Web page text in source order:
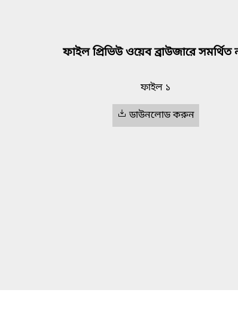
ফাইল প্রিভিউ ওয়েব ব্রাউজারে সমর্থিত
ফাইল ১
ডাউনলোড করুন